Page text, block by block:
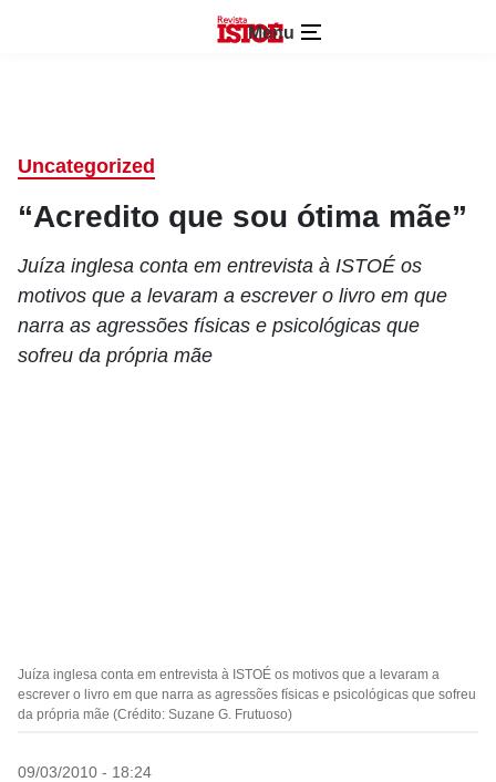
Menu
Uncategorized
“Acredito que sou ótima mãe”
Juíza inglesa conta em entrevista à ISTOÉ os
motivos que a levaram a escrever o livro em que
narra as agressões físicas e psicológicas que
sofreu da própria mãe
Juíza inglesa conta em entrevista à ISTOÉ os motivos que a levaram a
escrever o livro em que narra as agressões físicas e psicológicas que sofreu
da própria mãe (Crédito: Suzane G. Frutuoso)
09/03/2010 - 18:24